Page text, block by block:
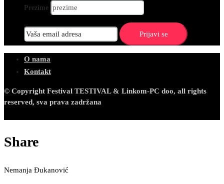
Prezime
O nama
Kontakt
© Copyright Festival TESTIVAL & Linkom-PC doo, all rights
reserved, sva prava zadržana
Share
Nemanja Đukanović